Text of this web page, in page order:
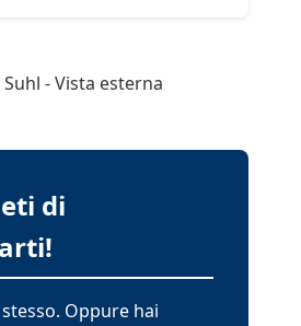
di
Oppure hai